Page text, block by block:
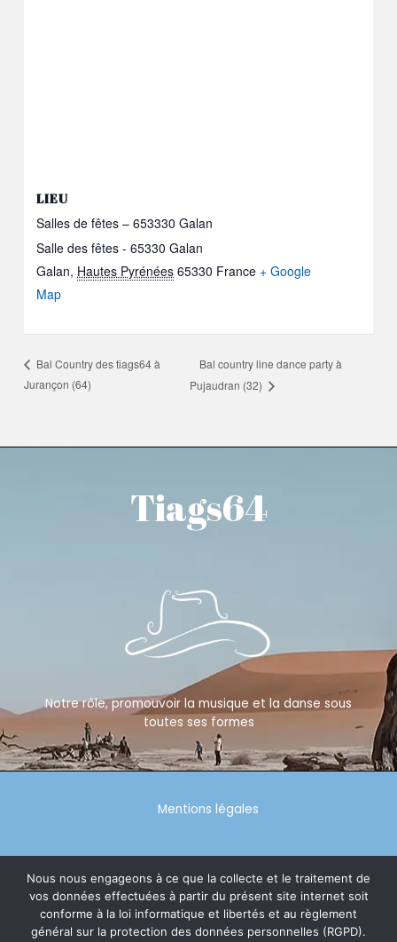
LIEU
Salles de fêtes – 653330 Galan
Salle des fêtes - 65330 Galan
Galan, Hautes Pyrénées 65330 France + Google
Map
Bal Country des tiags64 à
Jurançon (64)
Bal country line dance party à
Pujaudran (32)
Tiags64
Notre rôle, promouvoir la musique et la danse sous
toutes ses formes
Mentions légales
Politique de confidentialité
© 2026 tiags64
Nous nous engageons à ce que la collecte et le traitement de
vos données effectuées à partir du présent site internet soit
conforme à la loi informatique et libertés et au règlement
général sur la protection des données personnelles (RGPD).